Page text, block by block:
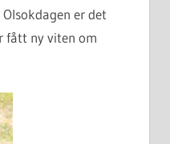
er det
fått ny viten om